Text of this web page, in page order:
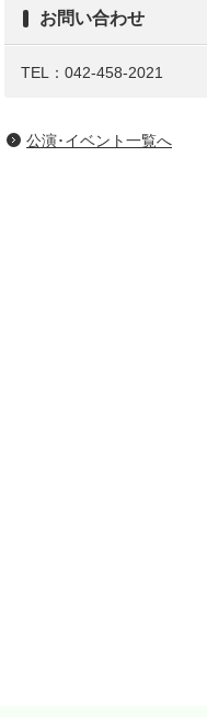
お問い合わせ
TEL：042-458-2021
公演･イベント一覧へ